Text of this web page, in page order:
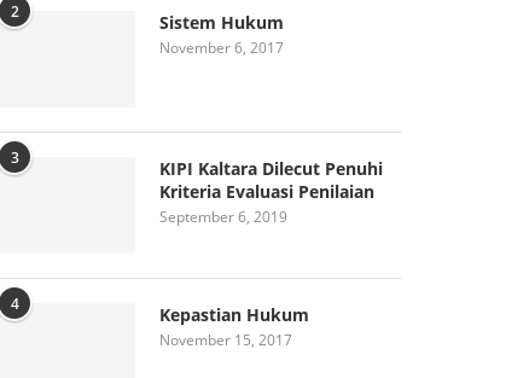
2 Sistem Hukum
November 6, 2017
3
KIPI Kaltara Dilecut Penuhi
Kriteria Evaluasi Penilaian
September 6, 2019
4 Kepastian Hukum
November 15, 2017